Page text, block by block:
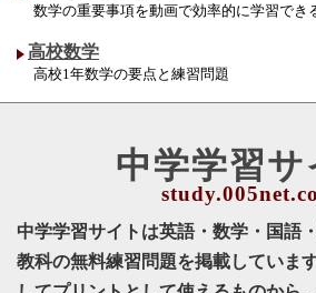
数学の重要事項を動画で効率的に学習でき
高校数学
高校1年数学の要点と練習問題
中学学習サ
中学学習サイトは英語・数学・国語
教科の無料練習問題を掲載していま